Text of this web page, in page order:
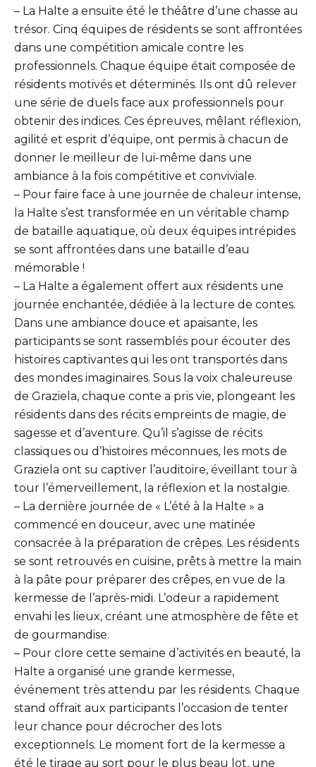
– La Halte a ensuite été le théâtre d’une chasse au
trésor. Cinq équipes de résidents se sont affrontées
dans une compétition amicale contre les
professionnels. Chaque équipe était composée de
résidents motivés et déterminés. Ils ont dû relever
une série de duels face aux professionnels pour
obtenir des indices. Ces épreuves, mêlant réflexion,
agilité et esprit d’équipe, ont permis à chacun de
donner le meilleur de lui-même dans une
ambiance à la fois compétitive et conviviale.
– Pour faire face à une journée de chaleur intense,
la Halte s’est transformée en un véritable champ
de bataille aquatique, où deux équipes intrépides
se sont affrontées dans une bataille d’eau
mémorable !
– La Halte a également offert aux résidents une
journée enchantée, dédiée à la lecture de contes.
Dans une ambiance douce et apaisante, les
participants se sont rassemblés pour écouter des
histoires captivantes qui les ont transportés dans
des mondes imaginaires. Sous la voix chaleureuse
de Graziela, chaque conte a pris vie, plongeant les
résidents dans des récits empreints de magie, de
sagesse et d’aventure. Qu’il s’agisse de récits
classiques ou d’histoires méconnues, les mots de
Graziela ont su captiver l’auditoire, éveillant tour à
tour l’émerveillement, la réflexion et la nostalgie.
– La dernière journée de « L’été à la Halte » a
commencé en douceur, avec une matinée
consacrée à la préparation de crêpes. Les résidents
se sont retrouvés en cuisine, prêts à mettre la main
à la pâte pour préparer des crêpes, en vue de la
kermesse de l’après-midi. L’odeur a rapidement
envahi les lieux, créant une atmosphère de fête et
de gourmandise.
– Pour clore cette semaine d’activités en beauté, la
Halte a organisé une grande kermesse,
événement très attendu par les résidents. Chaque
stand offrait aux participants l’occasion de tenter
leur chance pour décrocher des lots
exceptionnels. Le moment fort de la kermesse a
été le tirage au sort pour le plus beau lot, une